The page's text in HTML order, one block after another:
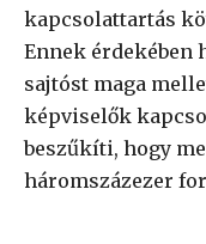
kapcsolattartás
Ennek érdekében
sajtóst maga
képviselők
beszűkíti, hogy
háromszázezer